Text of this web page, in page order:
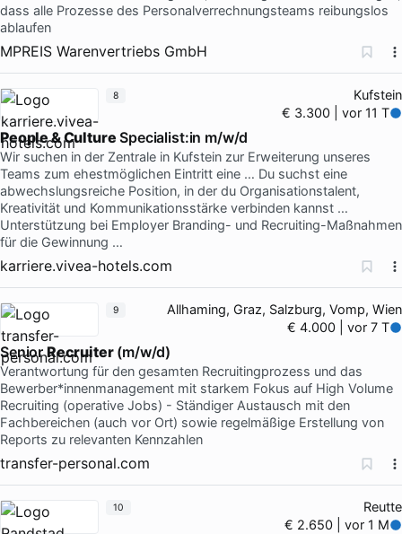
dass alle Prozesse des Personalverrechnungsteams reibungslos
ablaufen
MPREIS Warenvertriebs GmbH
Kufstein
€ 3.300 | vor 11 T
People & Culture Specialist:in m/w/d
Wir suchen in der Zentrale in Kufstein zur Erweiterung unseres
Teams zum ehestmöglichen Eintritt eine … Du suchst eine
abwechslungsreiche Position, in der du Organisationstalent,
Kreativität und Kommunikationsstärke verbinden kannst …
Unterstützung bei Employer Branding- und Recruiting-Maßnahmen
für die Gewinnung …
karriere.vivea-hotels.com
8
Allhaming, Graz, Salzburg, Vomp, Wien
€ 4.000 | vor 7 T
SeniorRecruiter(m/w/d)
Verantwortung für den gesamten Recruitingprozess und das
Bewerber*innenmanagement mit starkem Fokus auf High Volume
Recruiting (operative Jobs) - Ständiger Austausch mit den
Fachbereichen (auch vor Ort) sowie regelmäßige Erstellung von
Reports zu relevanten Kennzahlen
transfer-personal.com
9
Reutte
€ 2.650 | vor 1 M
10